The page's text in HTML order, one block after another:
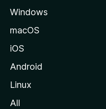
Windows
macOS
iOS
Android
Linux
All